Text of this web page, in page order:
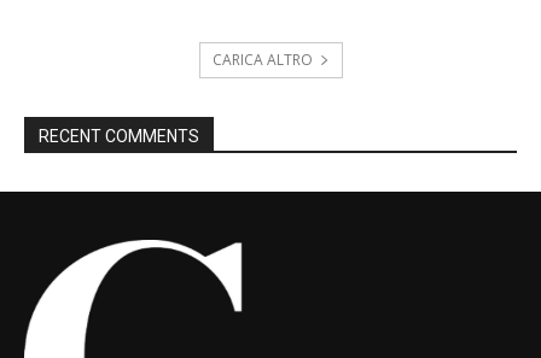
CARICA ALTRO
RECENT COMMENTS